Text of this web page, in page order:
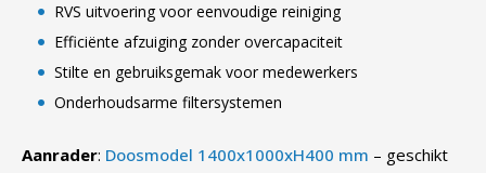
RVS uitvoering voor eenvoudige reiniging
Efficiënte afzuiging zonder overcapaciteit
Stilte en gebruiksgemak voor medewerkers
Onderhoudsarme filtersystemen
Aanrader: Doosmodel 1400x1000xH400 mm – geschikt